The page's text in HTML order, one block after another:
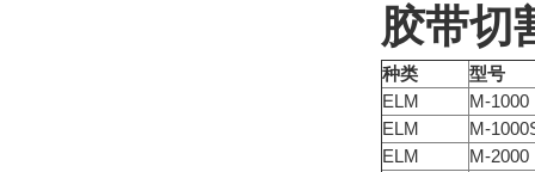
胶带切
种类
型号
ELM
M-1000
ELM
M-
ELM
M-2000